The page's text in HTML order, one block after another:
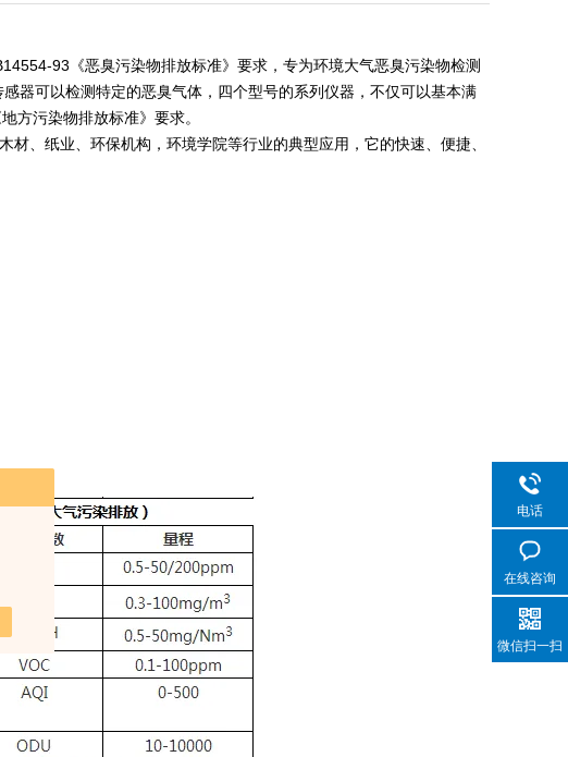
93《恶臭污染物排放标准》要求，专为环境大气恶臭污染物检测
器可以检测特定的恶臭气体，四个型号的系列仪器，不仅可以基本满
方污染物排放标准》要求。
材、纸业、环保机构，环境学院等行业的典型应用，它的快速、便捷、
电话
在线咨询
微信扫一扫